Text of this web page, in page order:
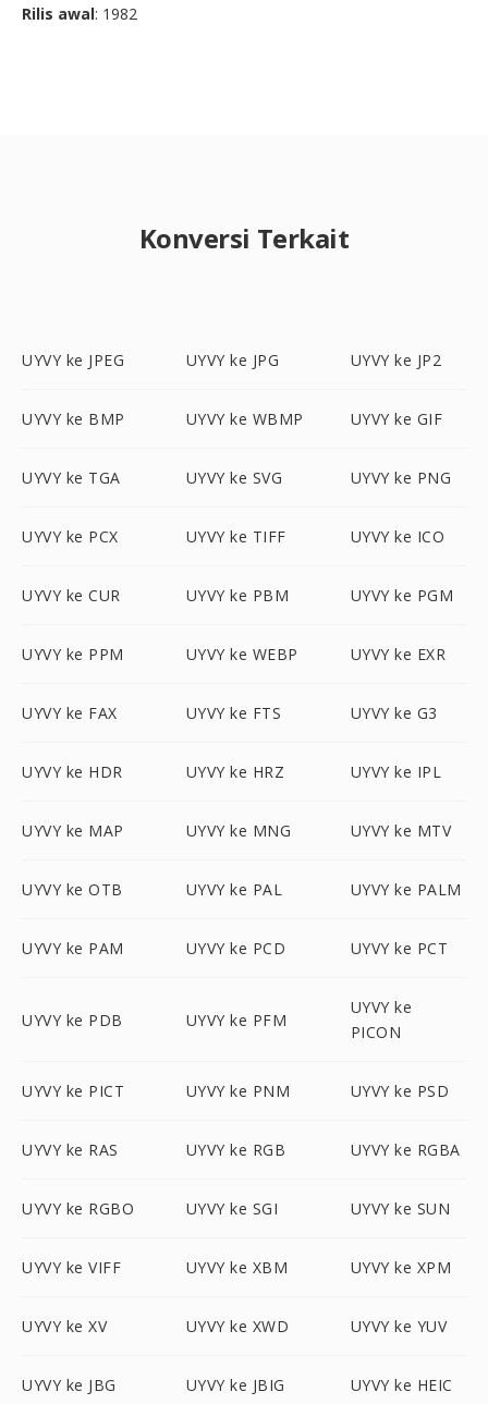
Rilis awal: 1982
Konversi Terkait
UYVY ke JPEG UYVY ke JPG UYVY ke JP2
UYVY ke BMP UYVY ke WBMP UYVY ke GIF
UYVY ke TGA UYVY ke SVG UYVY ke PNG
UYVY ke PCX UYVY ke TIFF UYVY ke ICO
UYVY ke CUR UYVY ke PBM UYVY ke PGM
UYVY ke PPM UYVY ke WEBP UYVY ke EXR
UYVY ke FAX UYVY ke FTS UYVY ke G3
UYVY ke HDR UYVY ke HRZ UYVY ke IPL
UYVY ke MAP UYVY ke MNG UYVY ke MTV
UYVY ke OTB UYVY ke PAL UYVY ke PALM
UYVY ke PAM UYVY ke PCD UYVY ke PCT
UYVY ke PDB UYVY ke PFM
UYVY ke
PICON
UYVY ke PICT UYVY ke PNM UYVY ke PSD
UYVY ke RAS UYVY ke RGB UYVY ke RGBA
UYVY ke RGBO UYVY ke SGI UYVY ke SUN
UYVY ke VIFF UYVY ke XBM UYVY ke XPM
UYVY ke XV UYVY ke XWD UYVY ke YUV
UYVY ke JBG UYVY ke JBIG UYVY ke HEIC